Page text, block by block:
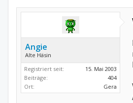
Angie
Alte Häsin
Registriert seit:
15. Mai 2003
Beiträge:
404
Ort:
Gera